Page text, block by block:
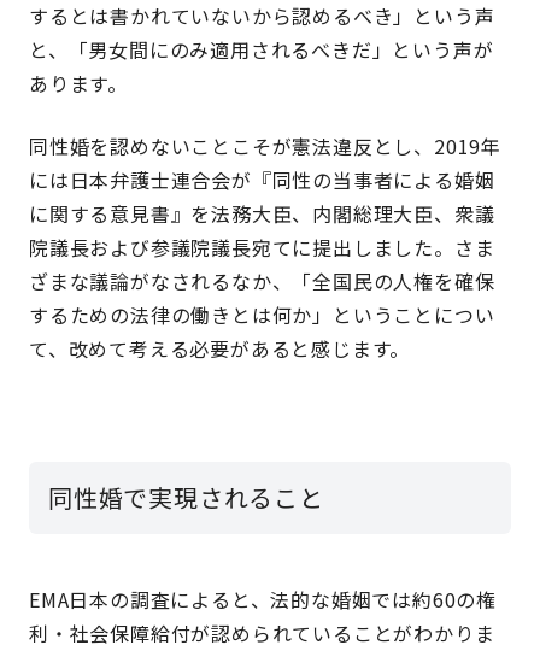
するとは書かれていないから認めるべき」という声
と、「男女間にのみ適用されるべきだ」という声が
あります。
同性婚を認めないことこそが憲法違反とし、2019年
には日本弁護士連合会が『同性の当事者による婚姻
に関する意見書』を法務大臣、内閣総理大臣、衆議
院議長および参議院議長宛てに提出しました。さま
ざまな議論がなされるなか、「全国民の人権を確保
するための法律の働きとは何か」ということについ
て、改めて考える必要があると感じます。
同性婚で実現されること
EMA日本の調査によると、法的な婚姻では約60の権
利・社会保障給付が認められていることがわかりま